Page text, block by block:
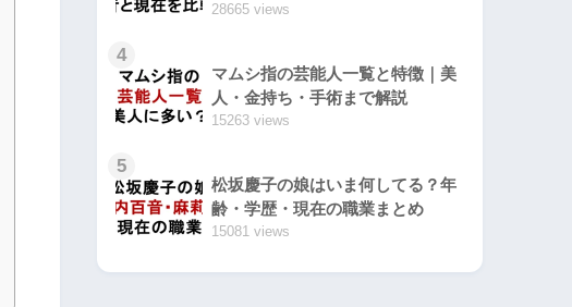
28665 views
4
マムシ指の芸能人一覧と特徴｜美
人・金持ち・手術まで解説
15263 views
5
松坂慶子の娘はいま何してる？年
齢・学歴・現在の職業まとめ
15081 views